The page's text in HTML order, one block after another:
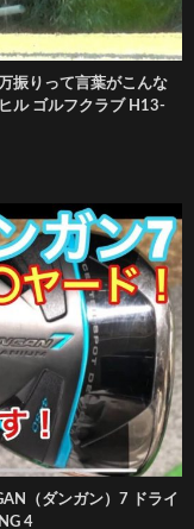
振りって言葉がこんな
ル ゴルフクラブ H13-
（ダンガン）7 ドライ
4